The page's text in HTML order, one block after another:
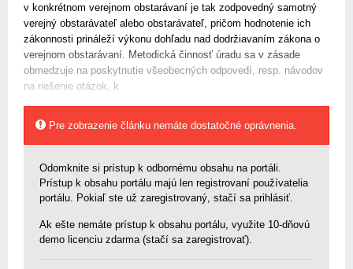
v konkrétnom verejnom obstarávaní je tak zodpovedný samotný
verejný obstarávateľ alebo obstarávateľ, pričom hodnotenie ich
zákonnosti prináleží výkonu dohľadu nad dodržiavaním zákona o
verejnom obstarávaní. Metodická činnosť úradu sa v zásade
obmedzuje na poskytnutie všeobecných odpovedí, resp. návodov
na riešenie otázok, k
Pre zobrazenie článku nemáte dostatočné oprávnenia.
Odomknite si prístup k odbornému obsahu na portáli.
Prístup k obsahu portálu majú len registrovaní používatelia
portálu. Pokiaľ ste už zaregistrovaný, stačí sa prihlásiť.
Ak ešte nemáte prístup k obsahu portálu, využite 10-dňovú
demo licenciu zdarma (stačí sa zaregistrovať).